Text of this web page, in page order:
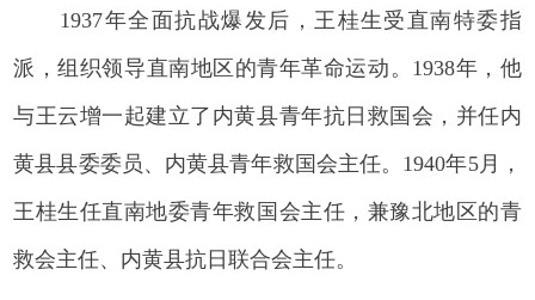
1937年全面抗战爆发后，王桂生受直南特委指
派，组织领导直南地区的青年革命运动。1938年，他
与王云增一起建立了内黄县青年抗日救国会，并任内
黄县县委委员、内黄县青年救国会主任。1940年5月，
王桂生任直南地委青年救国会主任，兼豫北地区的青
救会主任、内黄县抗日联合会主任。